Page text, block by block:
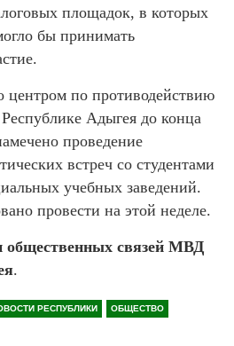
площадок, в которых
бы принимать
центром по противодействию
Адыгея до конца
проведение
встреч со студентами
учебных заведений.
провести на этой неделе.
общественных связей МВД
.
РЕСПУБЛИКИ ОБЩЕСТВО